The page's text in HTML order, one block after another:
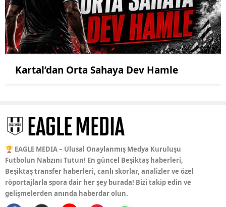
Kartal’dan Orta Sahaya Dev Hamle
🏆 EAGLE MEDIA – Ulusal Onaylanmış Medya Kuruluşu
Futbolun Nabzını Tutun! En güncel Beşiktaş haberleri,
Beşiktaş transfer haberleri, canlı skorlar, analizler ve özel
röportajlarla spora dair her şey burada! Bizi takip edin ve
gelişmelerden anında haberdar olun.